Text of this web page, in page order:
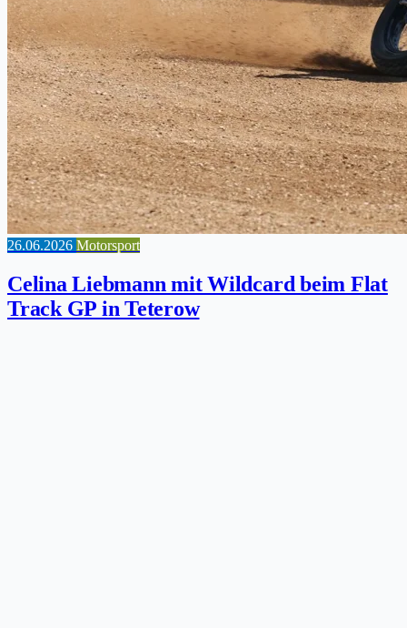
26.06.2026 Motorsport
Celina Liebmann mit Wildcard beim Flat
Track GP in Teterow